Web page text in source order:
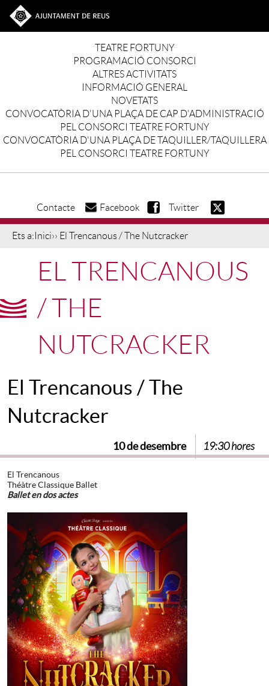
Vés al contingut
Ves a la web de l'Ajuntament de Reus
TEATRE FORTUNY
PROGRAMACIÓ CONSORCI
ALTRES ACTIVITATS
INFORMACIÓ GENERAL
NOVETATS
CONVOCATÒRIA D'UNA PLAÇA DE CAP D'ADMINISTRACIÓ
PEL CONSORCI TEATRE FORTUNY
CONVOCATÒRIA D'UNA PLAÇA DE TAQUILLER/TAQUILLERA
PEL CONSORCI TEATRE FORTUNY
Contacte Facebook Twitter
Ets a: Inici›› El Trencanous / The Nutcracker
EL TRENCANOUS
/ THE
NUTCRACKER
El Trencanous / The
Nutcracker
10 de desembre 19:30 hores
El Trencanous
Théàtre Classique Ballet
Ballet en dos actes